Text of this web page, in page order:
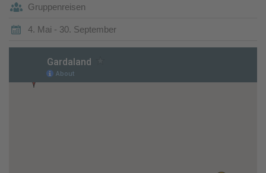
Gruppenreisen
4. Mai - 30. September